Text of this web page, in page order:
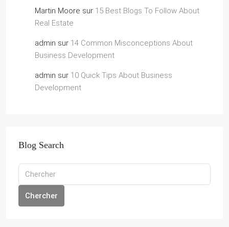
Martin Moore sur 15 Best Blogs To Follow About
Real Estate
admin sur 14 Common Misconceptions About
Business Development
admin sur 10 Quick Tips About Business
Development
Blog Search
Chercher